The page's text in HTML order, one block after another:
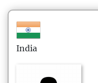
India